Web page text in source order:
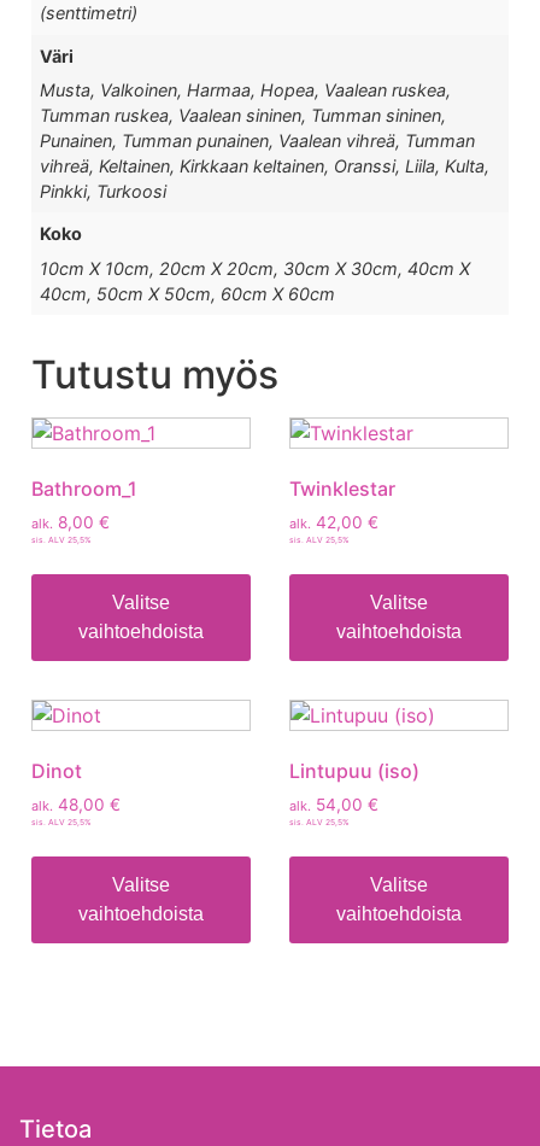
(senttimetri)
Väri
Musta, Valkoinen, Harmaa, Hopea, Vaalean ruskea,
Tumman ruskea, Vaalean sininen, Tumman sininen,
Punainen, Tumman punainen, Vaalean vihreä, Tumman
vihreä, Keltainen, Kirkkaan keltainen, Oranssi, Liila, Kulta,
Pinkki, Turkoosi
Koko
10cm X 10cm, 20cm X 20cm, 30cm X 30cm, 40cm X
40cm, 50cm X 50cm, 60cm X 60cm
Tutustu myös
Bathroom_1
alk. 8,00 €
sis. ALV 25,5%
Valitse
vaihtoehdoista
Twinklestar
alk. 42,00 €
sis. ALV 25,5%
Valitse
vaihtoehdoista
Dinot
alk. 48,00 €
sis. ALV 25,5%
Valitse
vaihtoehdoista
Lintupuu (iso)
alk. 54,00 €
sis. ALV 25,5%
Valitse
vaihtoehdoista
Tietoa